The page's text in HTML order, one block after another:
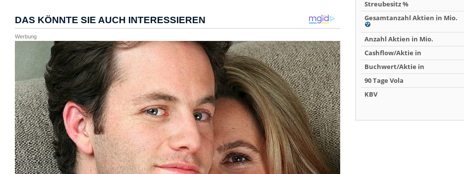
Streubesitz %
Gesamtanzahl Aktien in Mio.
Anzahl Aktien in Mio.
Cashflow/Aktie in
Buchwert/Aktie in
90 Tage Vola
KBV